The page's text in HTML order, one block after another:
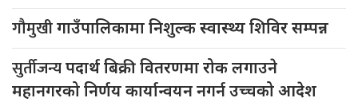
गौमुखीगाउँपालिकामा निशुल्क स्वास्थ्य शिविर सम्पन्न
सुर्तीजन्यपदार्थ बिक्री वितरणमा रोक लगाउने
महानगरको निर्णय कार्यान्वयन नगर्न उच्चको आदेश